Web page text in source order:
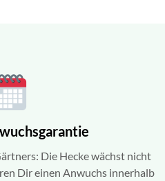
Die Hecke wächst nicht
Dir einen Anwuchs innerhalb